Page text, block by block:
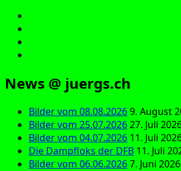
News @ juergs.ch
Bilder vom 08.08.20269. August
Bilder vom 25.07.202627. Juli
Bilder vom 04.07.2026 11. Juli
Die Dampfloks der DFB 11. Juli
Bilder vom 06.06.20267. Juni 2026